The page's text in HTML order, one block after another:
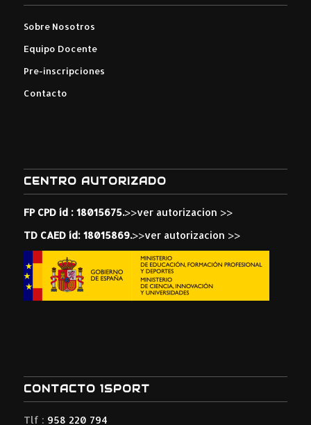
Sobre Nosotros
Equipo Docente
Pre-inscripciones
Contacto
CENTRO AUTORIZADO
FP CPD íd : 18015675.>>ver autorizacion >>
TD CAED íd: 18015869.>>ver autorizacion >>
CONTACTO 1SPORT
Tlf : 958 220 794